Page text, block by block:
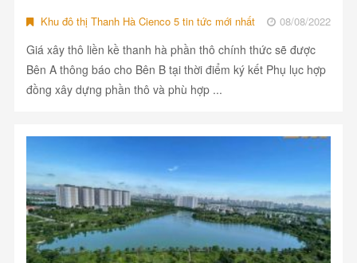
Khu đô thị Thanh Hà Cienco 5 tin tức mới nhất 08/08/2022
Giá xây thô liền kề thanh hà phần thô chính thức sẽ được
Bên A thông báo cho Bên B tại thời điểm ký kết Phụ lục hợp
đồng xây dựng phần thô và phù hợp ...